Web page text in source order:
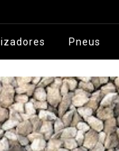
Pneus